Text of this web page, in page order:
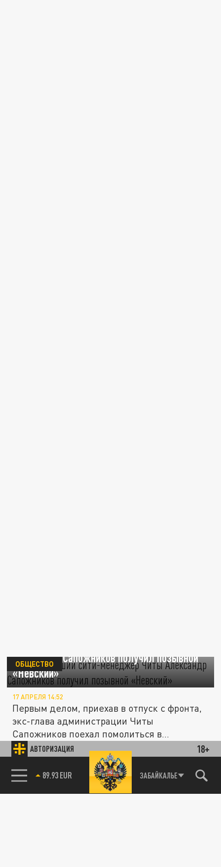
АВТОРИЗАЦИЯ 18+
89.93 EUR ЗАБАЙКАЛЬЕ
Александр Сапожников получил позывной
«Невский»
ОБЩЕСТВО
17 АПРЕЛЯ 14:52
Первым делом, приехав в отпуск с фронта,
экс-глава администрации Читы
Сапожников поехал помолиться в
часовню...
ОБЩЕСТВО